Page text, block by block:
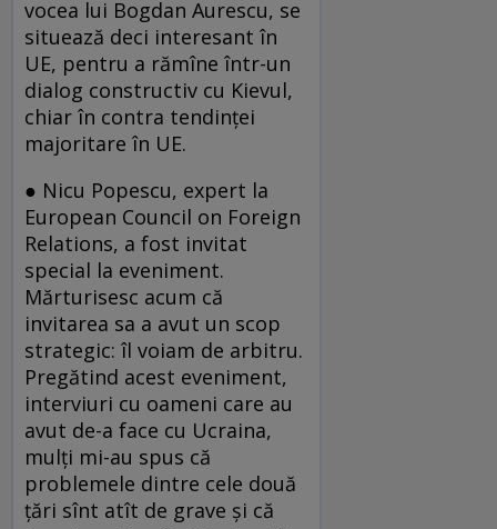
vocea lui Bogdan Aurescu, se
situează deci interesant în
UE, pentru a rămîne într-un
dialog constructiv cu Kievul,
chiar în contra tendinţei
majoritare în UE.
● Nicu Popescu, expert la
European Council on Foreign
Relations, a fost invitat
special la eveniment.
Mărturisesc acum că
invitarea sa a avut un scop
strategic: îl voiam de arbitru.
Pregătind acest eveniment,
interviuri cu oameni care au
avut de-a face cu Ucraina,
mulţi mi-au spus că
problemele dintre cele două
ţări sînt atît de grave şi că